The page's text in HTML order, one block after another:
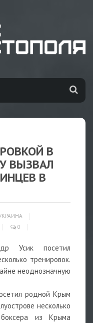
В
ВЫЗВАЛ
В
0
Усик посетил
тренировок.
неоднозначную
родной Крым
несколько
из Крыма